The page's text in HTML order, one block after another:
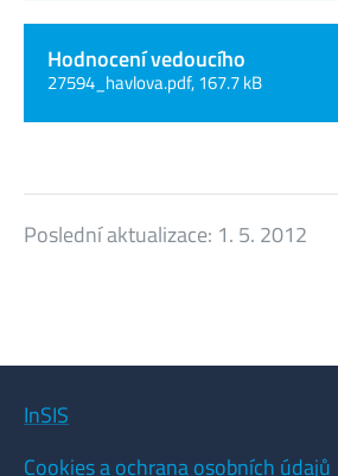
Hodnocení vedoucího
27594_havlova.pdf, 167.7 kB
Poslední aktualizace: 1. 5. 2012
InSIS
Cookies a ochrana osobních údajů